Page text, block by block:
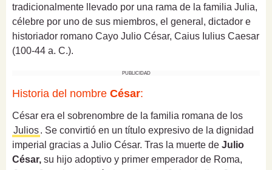
tradicionalmente llevado por una rama de la familia Julia,
célebre por uno de sus miembros, el general, dictador e
historiador romano Cayo Julio César, Caius Iulius Caesar
(100-44 a. C.).
PUBLICIDAD
Historia del nombre César:
César era el sobrenombre de la familia romana de los
Julios. Se convirtió en un título expresivo de la dignidad
imperial gracias a Julio César. Tras la muerte de Julio
César, su hijo adoptivo y primer emperador de Roma,